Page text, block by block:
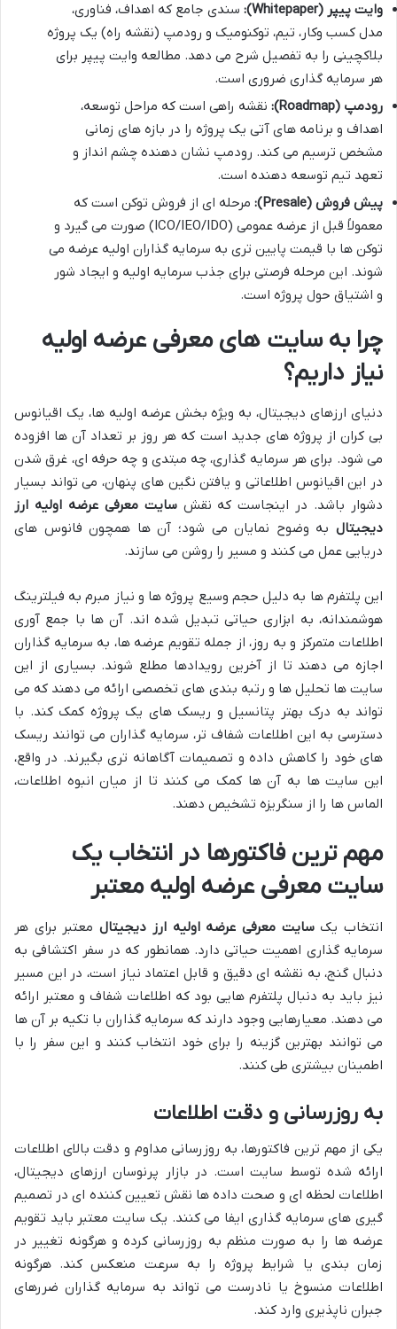
وایت پیپر (Whitepaper):
سندی جامع که اهداف، فناوری،
مدل کسب وکار، تیم، توکنومیک و رودمپ (نقشه راه) یک پروژه
بلاکچینی را به تفصیل شرح می دهد. مطالعه وایت پیپر برای
هر سرمایه گذاری ضروری است.
رودمپ (Roadmap):
نقشه راهی است که مراحل توسعه،
اهداف و برنامه های آتی یک پروژه را در بازه های زمانی
مشخص ترسیم می کند. رودمپ نشان دهنده چشم انداز و
تعهد تیم توسعه دهنده است.
پیش فروش (Presale):
مرحله ای از فروش توکن است که
معمولاً قبل از عرضه عمومی (ICO/IEO/IDO) صورت می گیرد و
توکن ها با قیمت پایین تری به سرمایه گذاران اولیه عرضه می
شوند. این مرحله فرصتی برای جذب سرمایه اولیه و ایجاد شور
و اشتیاق حول پروژه است.
چرا به سایت های معرفی عرضه اولیه
نیاز داریم؟
دنیای ارزهای دیجیتال، به ویژه بخش عرضه اولیه ها، یک اقیانوس
بی کران از پروژه های جدید است که هر روز بر تعداد آن ها افزوده
می شود. برای هر سرمایه گذاری، چه مبتدی و چه حرفه ای، غرق شدن
در این اقیانوس اطلاعاتی و یافتن نگین های پنهان، می تواند بسیار
دشوار باشد. در اینجاست که نقشسایت معرفی عرضه اولیه ارز
دیجیتال به وضوح نمایان می شود؛ آن ها همچون فانوس های
دریایی عمل می کنند و مسیر را روشن می سازند.
این پلتفرم ها به دلیل حجم وسیع پروژه ها و نیاز مبرم به فیلترینگ
هوشمندانه، به ابزاری حیاتی تبدیل شده اند. آن ها با جمع آوری
اطلاعات متمرکز و به روز، از جمله تقویم عرضه ها، به سرمایه گذاران
اجازه می دهند تا از آخرین رویدادها مطلع شوند. بسیاری از این
سایت ها تحلیل ها و رتبه بندی های تخصصی ارائه می دهند که می
تواند به درک بهتر پتانسیل و ریسک های یک پروژه کمک کند. با
دسترسی به این اطلاعات شفاف تر، سرمایه گذاران می توانند ریسک
های خود را کاهش داده و تصمیمات آگاهانه تری بگیرند. در واقع،
این سایت ها به آن ها کمک می کنند تا از میان انبوه اطلاعات،
الماس ها را از سنگریزه تشخیص دهند.
مهم ترین فاکتورها در انتخاب یک
سایت معرفی عرضه اولیه معتبر
انتخاب یکسایت معرفی عرضه اولیه ارز دیجیتالمعتبر برای هر
سرمایه گذاری اهمیت حیاتی دارد. همانطور که در سفر اکتشافی به
دنبال گنج، به نقشه ای دقیق و قابل اعتماد نیاز است، در این مسیر
نیز باید به دنبال پلتفرم هایی بود که اطلاعات شفاف و معتبر ارائه
می دهند. معیارهایی وجود دارند که سرمایه گذاران با تکیه بر آن ها
می توانند بهترین گزینه را برای خود انتخاب کنند و این سفر را با
اطمینان بیشتری طی کنند.
به روزرسانی و دقت اطلاعات
یکی از مهم ترین فاکتورها، به روزرسانی مداوم و دقت بالای اطلاعات
ارائه شده توسط سایت است. در بازار پرنوسان ارزهای دیجیتال،
اطلاعات لحظه ای و صحت داده ها نقش تعیین کننده ای در تصمیم
گیری های سرمایه گذاری ایفا می کنند. یک سایت معتبر باید تقویم
عرضه ها را به صورت منظم به روزرسانی کرده و هرگونه تغییر در
زمان بندی یا شرایط پروژه را به سرعت منعکس کند. هرگونه
اطلاعات منسوخ یا نادرست می تواند به سرمایه گذاران ضررهای
جبران ناپذیری وارد کند.